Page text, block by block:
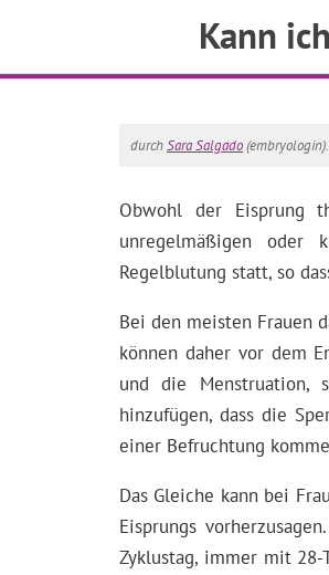
Kann
durchSara Salgado(embryologin).
Obwohl der Eisprung
unregelmäßigen oder
Regelblutung statt, so
Bei den meisten Frauen
können daher vor dem
und die Menstruation,
hinzufügen, dass die
einer Befruchtung
Das Gleiche kann bei
Eisprungs
Zyklustag, immer mit 28-